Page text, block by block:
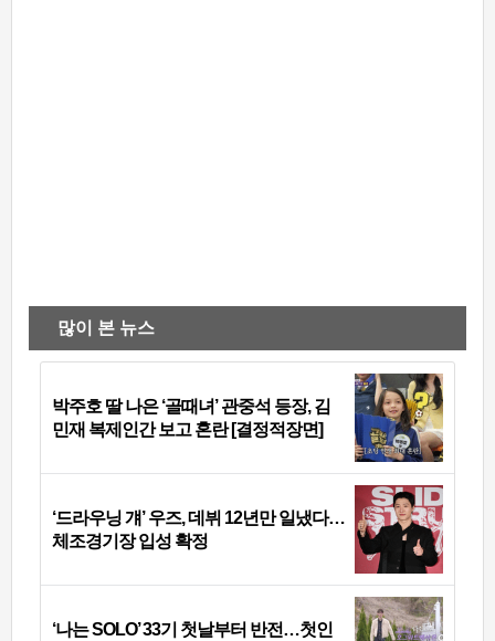
많이 본 뉴스
박주호 딸 나은 ‘골때녀’ 관중석 등장, 김
민재 복제인간 보고 혼란 [결정적장면]
‘드라우닝 걔’ 우즈, 데뷔 12년만 일냈다…
체조경기장 입성 확정
‘나는 SOLO’ 33기 첫날부터 반전…첫인